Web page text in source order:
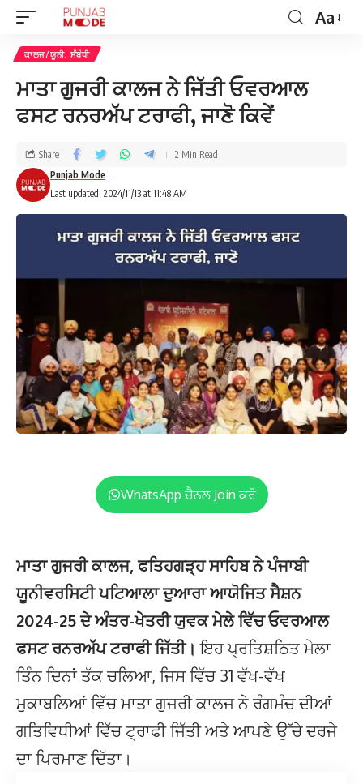
Aa
ਕਾਲਜ/ਯੂਨੀ. ਸੰਬੰਧੀ
ਮਾਤਾ ਗੁਜਰੀ ਕਾਲਜ ਨੇ ਜਿੱਤੀ ਓਵਰਆਲ
ਫਸਟ ਰਨਰਅੱਪ ਟਰਾਫੀ, ਜਾਣੋ ਕਿਵੇਂ
Last updated: 2024/11/13 at 11:48 AM
Punjab Mode
Share 2 Min Read
WhatsApp ਚੈਨਲ Join ਕਰੋ
ਮਾਤਾ ਗੁਜਰੀ ਕਾਲਜ, ਫਤਿਹਗੜ੍ਹ ਸਾਹਿਬ ਨੇ ਪੰਜਾਬੀ
ਯੂਨੀਵਰਸਿਟੀ ਪਟਿਆਲਾ ਦੁਆਰਾ ਆਯੋਜਿਤ ਸੈਸ਼ਨ
2024-25 ਦੇ ਅੰਤਰ-ਖੇਤਰੀ ਯੁਵਕ ਮੇਲੇ ਵਿੱਚ ਓਵਰਆਲ
ਫਸਟ ਰਨਰਅੱਪ ਟਰਾਫੀ ਜਿੱਤੀ। ਇਹ ਪ੍ਰਤਿਸ਼ਠਿਤ ਮੇਲਾ
ਤਿੰਨ ਦਿਨਾਂ ਤੱਕ ਚਲਿਆ, ਜਿਸ ਵਿੱਚ 31 ਵੱਖ-ਵੱਖ
ਮੁਕਾਬਲਿਆਂ ਵਿੱਚ ਮਾਤਾ ਗੁਜਰੀ ਕਾਲਜ ਨੇ ਰੰਗਮੰਚ ਦੀਆਂ
ਗਤਿਵਿਧੀਆਂ ਵਿੱਚ ਟ੍ਰਾਫੀ ਜਿੱਤੀ ਅਤੇ ਆਪਣੇ ਉੱਚੇ ਦਰਜੇ
ਦਾ ਪਿਰਮਾਣ ਦਿੱਤਾ।